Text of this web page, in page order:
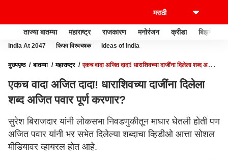
ताज्या बातम्या महाराष्ट्र राजकारण मनोरंजन क्रीडा बिझनेस
India At 2047 फिफा विश्वचषक Ideas of India
मुख्यपृष्ठ बातम्या महाराष्ट्र
एकच वादा अजित दादा! धाराशिवच्या दाजींना दिलेला शब्द अजित
एकच वादा अजित दादा! धाराशिवच्या दाजींना दिलेला
शब्द अजित पवार पूर्ण करणार?
सुरेश बिराजदार यांनी लोकसभा निवडणुकीतून माघार घेतली होती पण
अजित पवार यांनी भर सभेत दिलेल्या शब्दाचा व्हिडीओ आत्ता सोशल
मीडियावर व्हायरल होत आहे.